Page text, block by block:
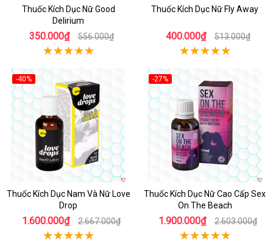
Thuốc Kích Dục Nữ Good
Delirium
350.000₫ 556.000₫
Thuốc Kích Dục Nữ Fly Away
400.000₫ 513.000₫
-40%
Thuốc Kích Dục Nam Và Nữ Love
Drop
1.600.000₫ 2.667.000₫
-27%
Thuốc Kích Dục Nữ Cao Cấp Sex
On The Beach
1.900.000₫ 2.603.000₫